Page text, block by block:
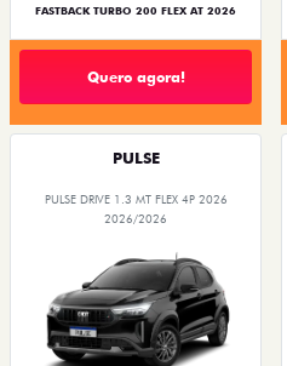
FASTBACK TURBO 200 FLEX AT 2026
Quero agora!
PULSE
PULSE DRIVE 1.3 MT FLEX 4P 2026
2026/2026